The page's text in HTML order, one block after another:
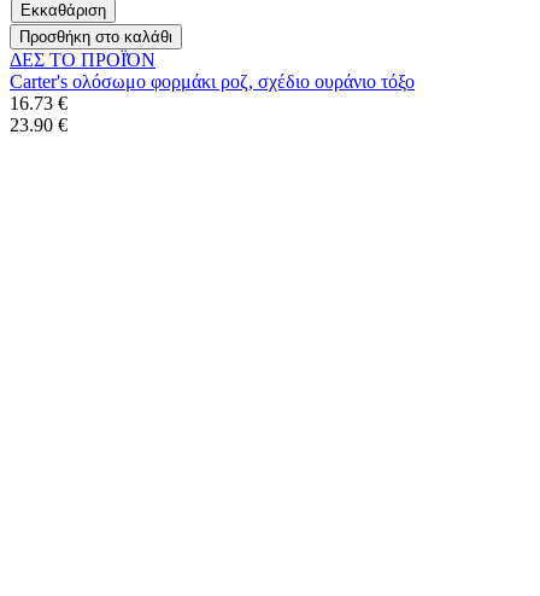
Εκκαθάριση
Προσθήκη στο καλάθι
ΔΕΣ ΤO ΠΡΟΪΌΝ
Carter's ολόσωμο φορμάκι ροζ, σχέδιο ουράνιο τόξο
16.73 €
23.90 €